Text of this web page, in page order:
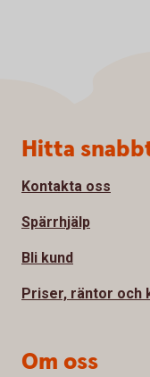
Sidfot
Hitta
Kontakta oss
Spärrhjälp
Bli kund
Priser, räntor och
Om oss